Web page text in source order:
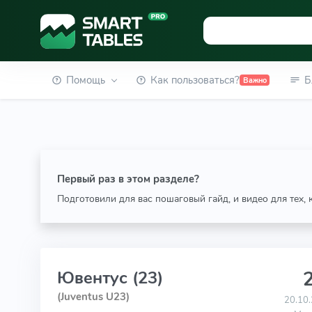
Помощь Как пользоваться? Важно
Первый раз в этом разделе?
Подготовили для вас пошаговый гайд, и видео для тех,
Ювентус (23)
(Juventus U23)